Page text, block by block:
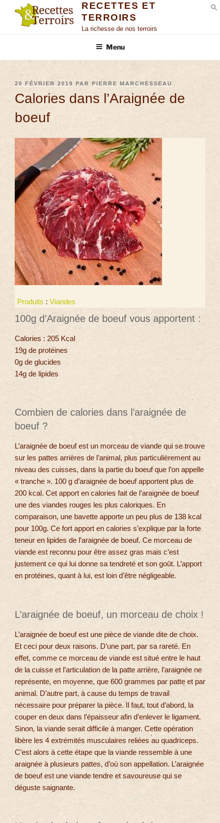
RECETTES ET
TERROIRS
La richesse de nos terroirs
Menu
20 FÉVRIER 2019 PAR PIERRE MARCHESSEAU
Calories dans l’Araignée de
boeuf
Produits : Viandes
100g d’Araignée de boeuf vous apportent :
Calories : 205 Kcal
19g de protéines
0g de glucides
14g de lipides
Combien de calories dans l’araignée de
boeuf ?
L’araignée de boeuf est un morceau de viande qui se trouve
sur les pattes arrières de l’animal, plus particulièrement au
niveau des cuisses, dans la partie du boeuf que l’on appelle
« tranche ». 100 g d’araignée de boeuf apportent plus de
200 kcal. Cet apport en calories fait de l’araignée de boeuf
une des viandes rouges les plus caloriques. En
comparaison, une bavette apporte un peu plus de 138 kcal
pour 100g. Ce fort apport en calories s’explique par la forte
teneur en lipides de l’araignée de boeuf. Ce morceau de
viande est reconnu pour être assez gras mais c’est
justement ce qui lui donne sa tendreté et son goût. L’apport
en protéines, quant à lui, est loin d’être négligeable.
L’araignée de boeuf, un morceau de choix !
L’araignée de boeuf est une pièce de viande dite de choix.
Et ceci pour deux raisons. D’une part, par sa rareté. En
effet, comme ce morceau de viande est situé entre le haut
de la cuisse et l’articulation de la patte arrière, l’araignée ne
représente, en moyenne, que 600 grammes par patte et par
animal. D’autre part, à cause du temps de travail
nécessaire pour préparer la pièce. Il faut, tout d’abord, la
couper en deux dans l’épaisseur afin d’enlever le ligament.
Sinon, la viande serait difficile à manger. Cette opération
libère les 4 extrémités musculaires reliées au quadriceps.
C’est alors à cette étape que la viande ressemble à une
araignée à plusieurs pattes, d’où son appellation. L’araignée
de boeuf est une viande tendre et savoureuse qui se
déguste saignante.